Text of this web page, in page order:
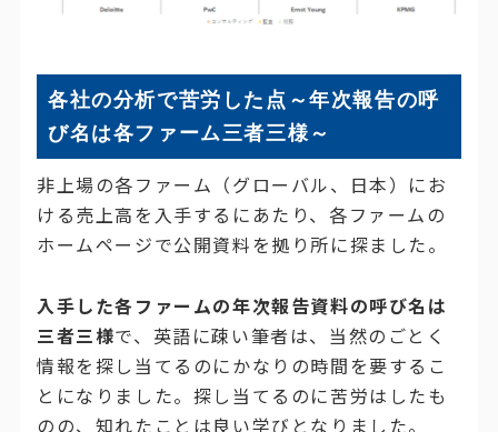
各社の分析で苦労した点～年次報告の呼
び名は各ファーム三者三様～
非上場の各ファーム（グローバル、日本）にお
ける売上高を入手するにあたり、各ファームの
ホームページで公開資料を拠り所に探ました。
入手した各ファームの年次報告資料の呼び名は
三者三様で、英語に疎い筆者は、当然のごとく
情報を探し当てるのにかなりの時間を要するこ
とになりました。探し当てるのに苦労はしたも
のの、知れたことは良い学びとなりました。